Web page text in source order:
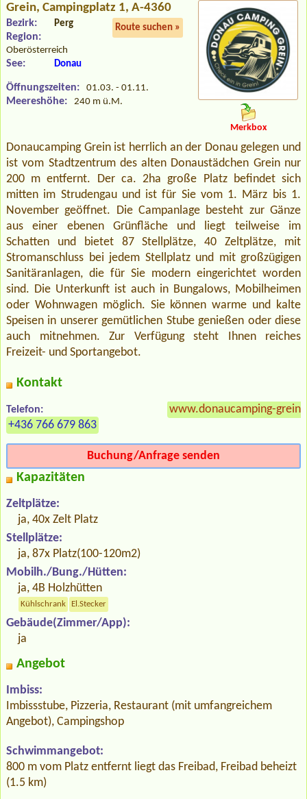
Grein, Campingplatz 1, A-4360
Route suchen »
Bezirk: Perg
Region:
Oberösterreich
See: Donau
Öffnungszeiten: 01.03. - 01.11.
Meereshöhe: 240 m ü.M.
Merkbox
Donaucamping Grein ist herrlich an der Donau gelegen und
ist vom Stadtzentrum des alten Donaustädchen Grein nur
200 m entfernt. Der ca. 2ha große Platz befindet sich
mitten im Strudengau und ist für Sie vom 1. März bis 1.
November geöffnet. Die Campanlage besteht zur Gänze
aus einer ebenen Grünfläche und liegt teilweise im
Schatten und bietet 87 Stellplätze, 40 Zeltplätze, mit
Stromanschluss bei jedem Stellplatz und mit großzügigen
Sanitäranlagen, die für Sie modern eingerichtet worden
sind. Die Unterkunft ist auch in Bungalows, Mobilheimen
oder Wohnwagen möglich. Sie können warme und kalte
Speisen in unserer gemütlichen Stube genießen oder diese
auch mitnehmen. Zur Verfügung steht Ihnen reiches
Freizeit- und Sportangebot.
Kontakt
Telefon:
+436 766 679 863
www.donaucamping-
Buchung/Anfrage senden
Kapazitäten
Zeltplätze:
ja, 40x Zelt Platz
Stellplätze:
ja, 87x Platz(100-120m2)
Mobilh./Bung./Hütten:
ja, 4B Holzhütten
Kühlschrank El.Stecker
Gebäude(Zimmer/App):
ja
Angebot
Imbiss:
Imbissstube, Pizzeria, Restaurant (mit umfangreichem
Angebot), Campingshop
Schwimmangebot:
800 m vom Platz entfernt liegt das Freibad, Freibad beheizt
(1.5 km)